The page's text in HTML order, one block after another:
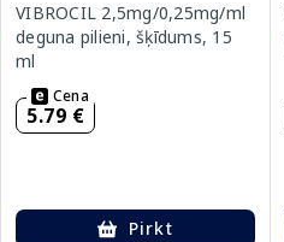
VIBROCIL 2,5mg/0,25mg/ml
deguna pilieni, šķīdums, 15
ml
Cena
5.79 €
Pirkt